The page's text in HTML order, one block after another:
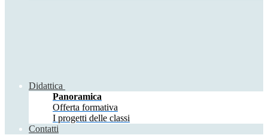
Didattica
Panoramica
Offerta formativa
I progetti delle classi
Contatti